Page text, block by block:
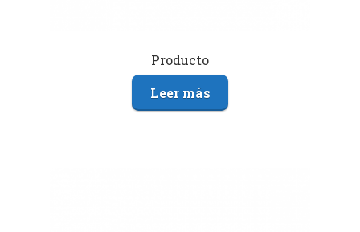
Producto
Leer más